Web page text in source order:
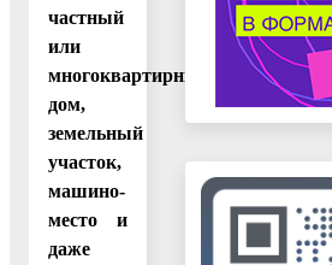
частный
или
многоквартирный
дом,
земельный
участок,
машино-
место и
даже